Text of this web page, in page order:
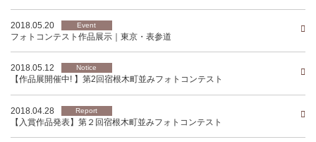
2018.05.20 Event
フォトコンテスト作品展示｜東京・表参道
2018.05.12 Notice
【作品展開催中! 】第2回宿根木町並みフォトコンテスト
2018.04.28 Report
【入賞作品発表】第２回宿根木町並みフォトコンテスト